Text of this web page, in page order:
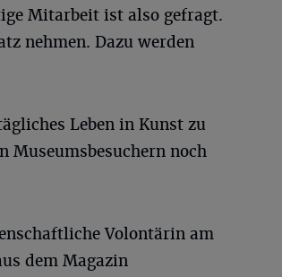
Mitarbeit ist also gefragt.
nehmen. Dazu werden
Leben in Kunst zu
Museumsbesuchern noch
Volontärin am
dem Magazin